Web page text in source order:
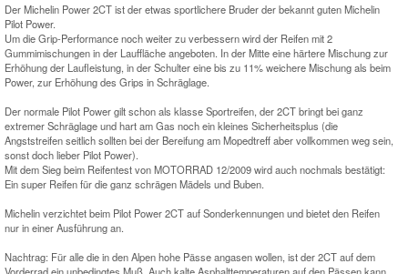
Der Michelin Power 2CT ist der etwas sportlichere Bruder der bekannt guten Michelin
Pilot Power.
Um die Grip-Performance noch weiter zu verbessern wird der Reifen mit 2
Gummimischungen in der Lauffläche angeboten. In der Mitte eine härtere Mischung zur
Erhöhung der Laufleistung, in der Schulter eine bis zu 11% weichere Mischung als beim
Power, zur Erhöhung des Grips in Schräglage.
Der normale Pilot Power gilt schon als klasse Sportreifen, der 2CT bringt bei ganz
extremer Schräglage und hart am Gas noch ein kleines Sicherheitsplus (die
Angststreifen seitlich sollten bei der Bereifung am Mopedtreff aber vollkommen weg sein,
sonst doch lieber Pilot Power).
Mit dem Sieg beim Reifentest von MOTORRAD 12/2009 wird auch nochmals bestätigt:
Ein super Reifen für die ganz schrägen Mädels und Buben.
Michelin verzichtet beim Pilot Power 2CT auf Sonderkennungen und bietet den Reifen
nur in einer Ausführung an.
Nachtrag: Für alle die in den Alpen hohe Pässe angasen wollen, ist der 2CT auf dem
Vorderrad ein unbedingtes Muß. Auch kalte Asphalttemperaturen auf den Pässen kann